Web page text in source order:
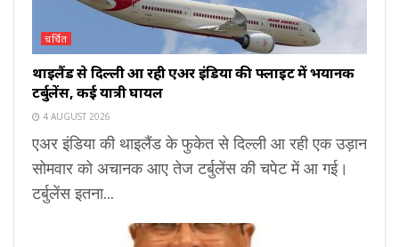
चर्चित
थाइलैंड से दिल्ली आ रही एअर इंडिया की फ्लाइट में भयानक
टर्बुलेंस, कई यात्री घायल
4 AUGUST 2026
एअर इंडिया की थाइलैंड के फुकेत से दिल्ली आ रही एक उड़ान
सोमवार को अचानक आए तेज टर्बुलेंस की चपेट में आ गई।
टर्बुलेंस इतना...